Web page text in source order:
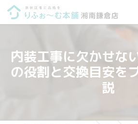
内装工事に欠かせな
の役割と交換目安を
説